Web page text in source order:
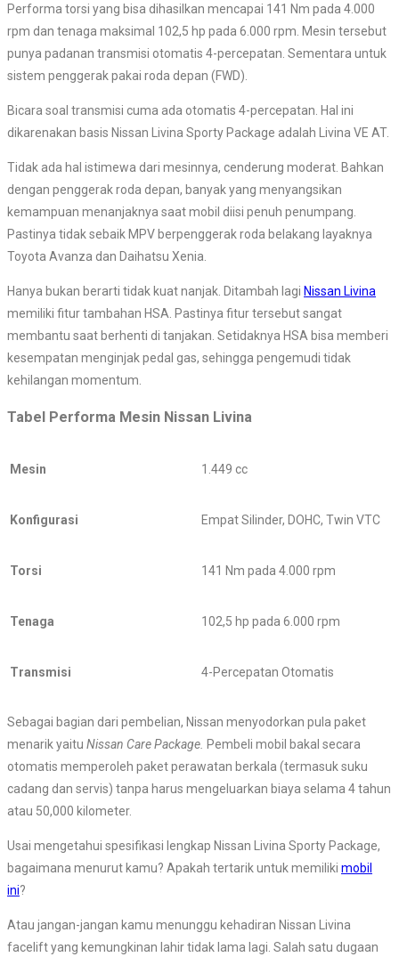
Performa torsi yang bisa dihasilkan mencapai 141 Nm pada 4.000
rpm dan tenaga maksimal 102,5 hp pada 6.000 rpm. Mesin tersebut
punya padanan transmisi otomatis 4-percepatan. Sementara untuk
sistem penggerak pakai roda depan (FWD).
Bicara soal transmisi cuma ada otomatis 4-percepatan. Hal ini
dikarenakan basis Nissan Livina Sporty Package adalah Livina VE AT.
Tidak ada hal istimewa dari mesinnya, cenderung moderat. Bahkan
dengan penggerak roda depan, banyak yang menyangsikan
kemampuan menanjaknya saat mobil diisi penuh penumpang.
Pastinya tidak sebaik MPV berpenggerak roda belakang layaknya
Toyota Avanza dan Daihatsu Xenia.
Hanya bukan berarti tidak kuat nanjak. Ditambah lagi Nissan Livina
memiliki fitur tambahan HSA. Pastinya fitur tersebut sangat
membantu saat berhenti di tanjakan. Setidaknya HSA bisa memberi
kesempatan menginjak pedal gas, sehingga pengemudi tidak
kehilangan momentum.
Tabel Performa Mesin Nissan Livina
Mesin 1.449 cc
Konfigurasi Empat Silinder, DOHC, Twin VTC
Torsi 141 Nm pada 4.000 rpm
Tenaga 102,5 hp pada 6.000 rpm
Transmisi 4-Percepatan Otomatis
Sebagai bagian dari pembelian, Nissan menyodorkan pula paket
menarik yaitu Nissan Care Package. Pembeli mobil bakal secara
otomatis memperoleh paket perawatan berkala (termasuk suku
cadang dan servis) tanpa harus mengeluarkan biaya selama 4 tahun
atau 50,000 kilometer.
Usai mengetahui spesifikasi lengkap Nissan Livina Sporty Package,
bagaimana menurut kamu? Apakah tertarik untuk memiliki mobil
ini?
Atau jangan-jangan kamu menunggu kehadiran Nissan Livina
facelift yang kemungkinan lahir tidak lama lagi. Salah satu dugaan